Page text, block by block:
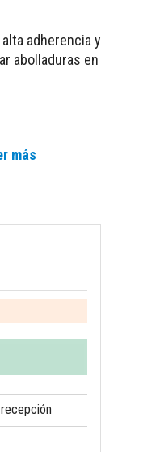
adherencia y
abolladuras en
más